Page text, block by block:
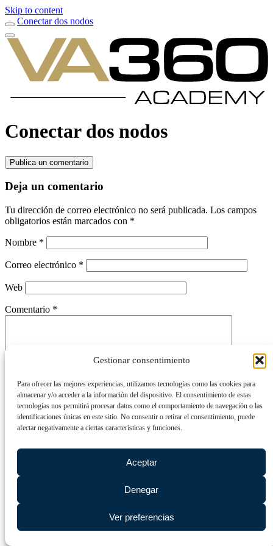
Gestionar consentimiento
Para ofrecer las mejores experiencias, utilizamos tecnologías como las cookies para
almacenar y/o acceder a la información del dispositivo. El consentimiento de estas
tecnologías nos permitirá procesar datos como el comportamiento de navegación o las
identificaciones únicas en este sitio. No consentir o retirar el consentimiento, puede
afectar negativamente a ciertas características y funciones.
Aceptar
Denegar
Ver preferencias
Skip to content
Conectar dos nodos
Conectar dos nodos
Publica un comentario
Deja un comentario
Tu dirección de correo electrónico no será publicada. Los campos
obligatorios están marcados con *
Nombre *
Correo electrónico *
Web
Comentario *
Este @ño*